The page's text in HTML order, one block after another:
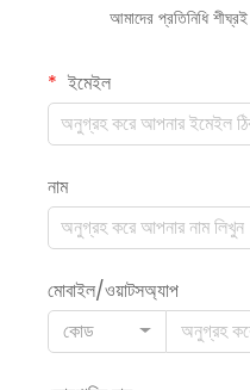
আমাদের প্রতিনিধি
ইমেইল
নাম
মোবাইল/ওয়াটসঅ্যাপ
কোড